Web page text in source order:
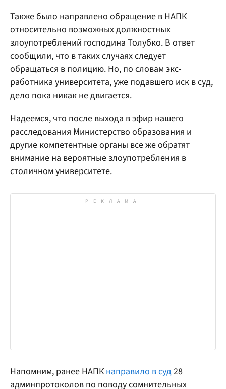
Также было направлено обращение в НАПК
относительно возможных должностных
злоупотреблений господина Толубко. В ответ
сообщили, что в таких случаях следует
обращаться в полицию. Но, по словам экс-
работника университета, уже подавшего иск в суд,
дело пока никак не двигается.
Надеемся, что после выхода в эфир нашего
расследования Министерство образования и
другие компетентные органы все же обратят
внимание на вероятные злоупотребления в
столичном университете.
Напомним, ранее НАПКнаправило в суд28
админпротоколов по поводу сомнительных